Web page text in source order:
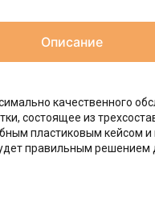
Описание
качественного
состоящее из
пластиковым кейсом
правильным решением